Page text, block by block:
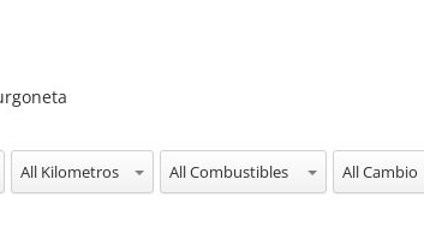
All Kilometros All Combustibles All Cambio